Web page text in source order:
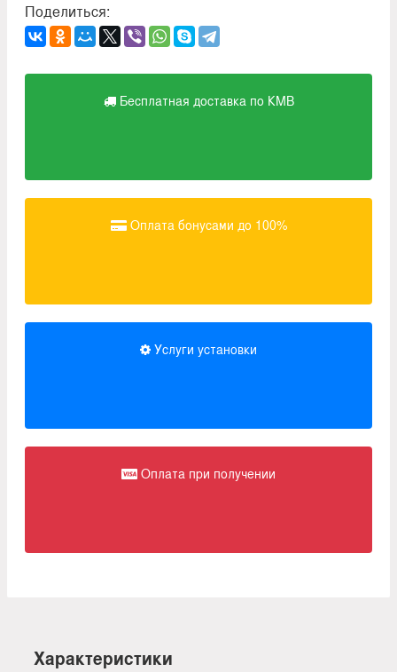
Поделиться:
Бесплатная доставка по КМВ
Оплата бонусами до 100%
Услуги установки
Оплата при получении
Характеристики